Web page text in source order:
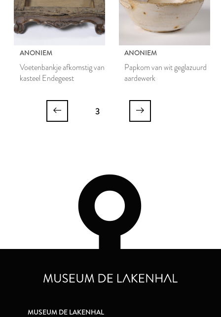
ANONIEM
Voetenbankje afkomstig van
kasteel Endegeest
ANONIEM
Papkom van wit geglazuurd
aardewerk
3
MUSEUM DE LAKENHAL